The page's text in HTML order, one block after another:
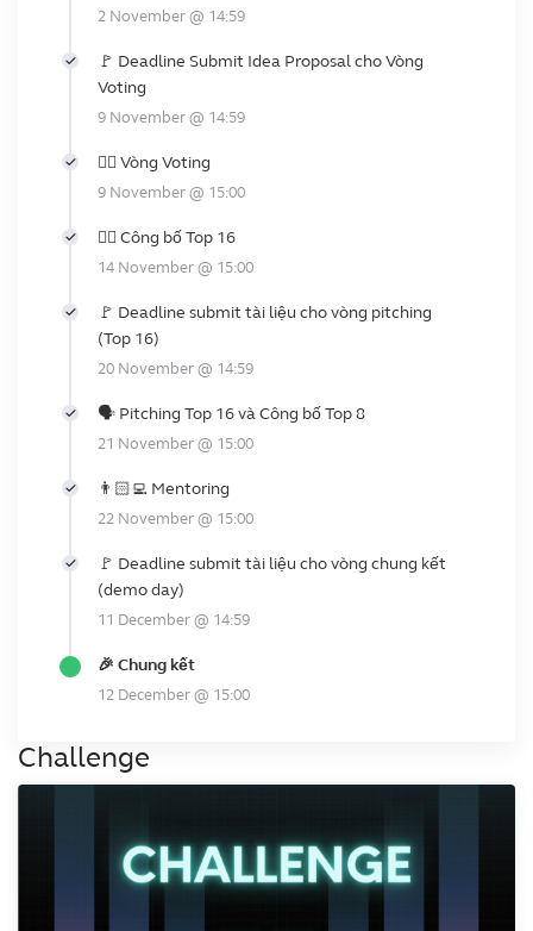
2 November @ 14:59
🚩 Deadline Submit Idea Proposal cho Vòng
Voting
9 November @ 14:59
❤️‍🔥 Vòng Voting
9 November @ 15:00
👩‍⚖️ Công bố Top 16
14 November @ 15:00
🚩 Deadline submit tài liệu cho vòng pitching
(Top 16)
20 November @ 14:59
🗣️ Pitching Top 16 và Công bố Top 8
21 November @ 15:00
👨🏻‍💻 Mentoring
22 November @ 15:00
🚩 Deadline submit tài liệu cho vòng chung kết
(demo day)
11 December @ 14:59
🎉 Chung kết
12 December @ 15:00
Challenge